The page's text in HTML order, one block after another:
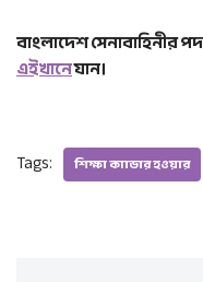
বাংলাদেশ সেনাবাহিনীর
এইখানেযান।
Tags: শিক্ষা ক্যাডার হওয়ার